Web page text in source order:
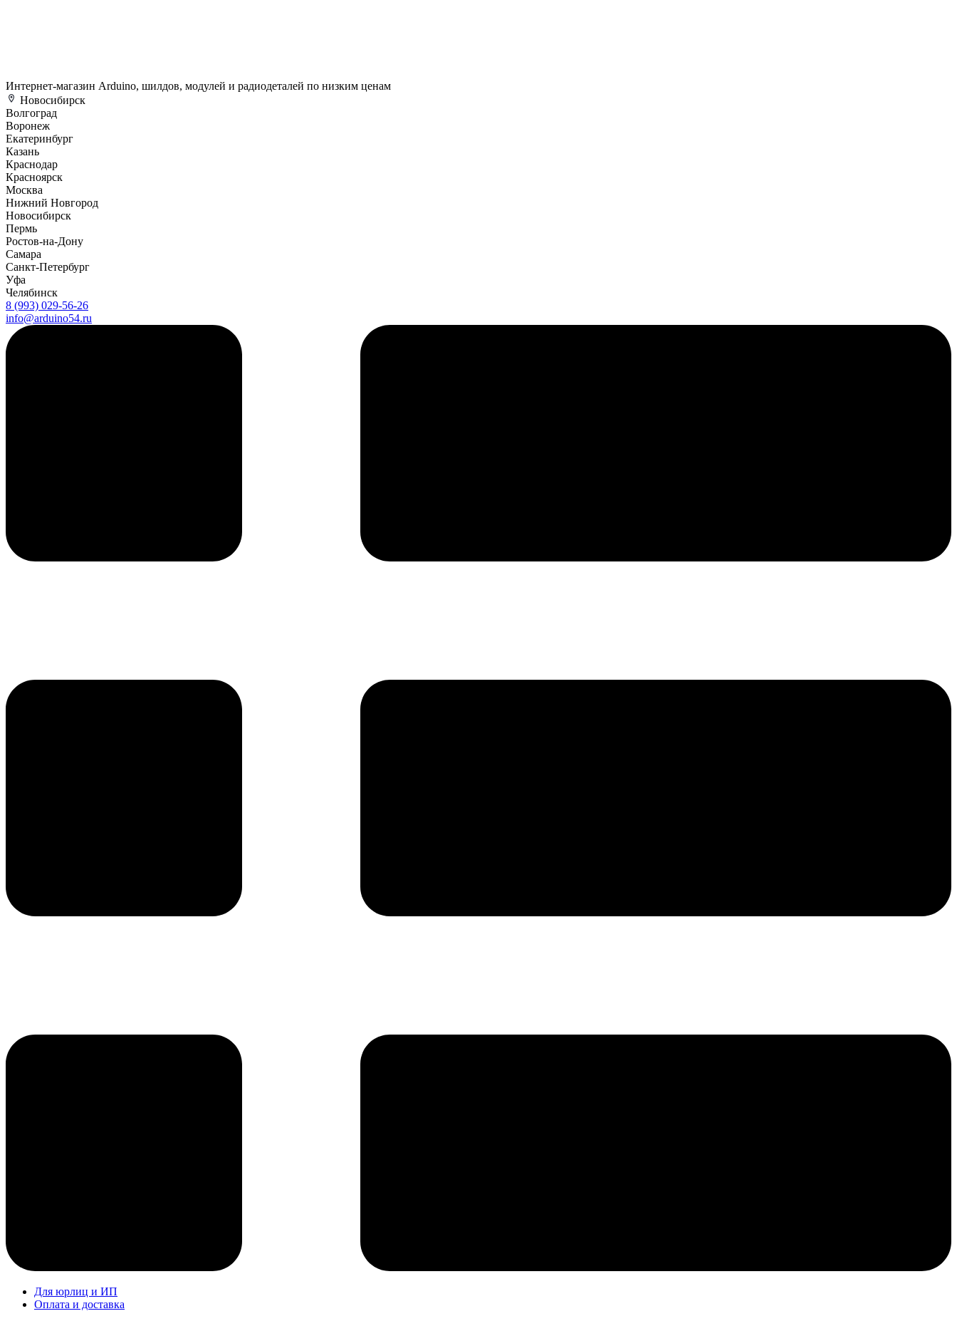
Интернет-магазин Arduino, шилдов, модулей и радиодеталей по низким ценам
Новосибирск
Волгоград
Воронеж
Екатеринбург
Казань
Краснодар
Красноярск
Москва
Нижний Новгород
Новосибирск
Пермь
Ростов-на-Дону
Самара
Санкт-Петербург
Уфа
Челябинск
8 (993) 029-56-26
info@arduino54.ru
Для юрлиц и ИП
Оплата и доставка